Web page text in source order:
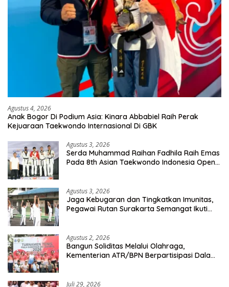
Agustus 4, 2026
Anak Bogor Di Podium Asia: Kinara Abbabiel Raih Perak
Kejuaraan Taekwondo Internasional Di GBK
Agustus 3, 2026
Serda Muhammad Raihan Fadhila Raih Emas
Pada 8th Asian Taekwondo Indonesia Open
Agustus 3, 2026
Jaga Kebugaran dan Tingkatkan Imunitas,
Pegawai Rutan Surakarta Semangat Ikuti
Agustus 2, 2026
Bangun Soliditas Melalui Olahraga,
Kementerian ATR/BPN Berpartisipasi Dalam
Juli 29, 2026